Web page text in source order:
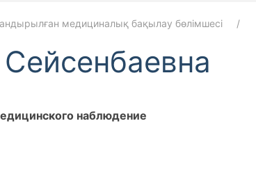
медициналық бақылау бөлімшесі
наблюдение